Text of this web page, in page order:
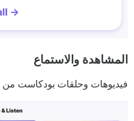
المشاهدة والاستماع
فيديوهات وحلقات بودكاست من